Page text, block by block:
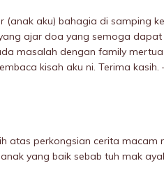
(anak aku) bahagia di samping
ajar doa yang semoga
masalah dengan family
kisah aku ni. Terima kasih.
atas perkongsian cerita macam
yang baik sebab tuh mak